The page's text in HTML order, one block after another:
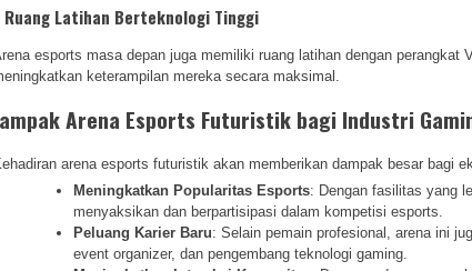
Ruang Latihan Berteknologi Tinggi
esports masa depan juga memiliki ruang latihan dengan
keterampilan mereka secara maksimal.
Arena Esports Futuristik bagi Industri
arena esports futuristik akan memberikan dampak besar bagi
Meningkatkan Popularitas Esports: Dengan fasilitas yang
menyaksikan dan berpartisipasi dalam kompetisi esports.
Peluang Karier Baru: Selain pemain profesional, arena ini
event organizer, dan pengembang teknologi gaming.